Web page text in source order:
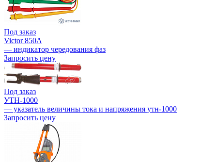
Под заказ
Victor 850A
— индикатор чередования фаз
Запросить цену
Под заказ
УТН-1000
— указатель величины тока и напряжения утн-1000
Запросить цену